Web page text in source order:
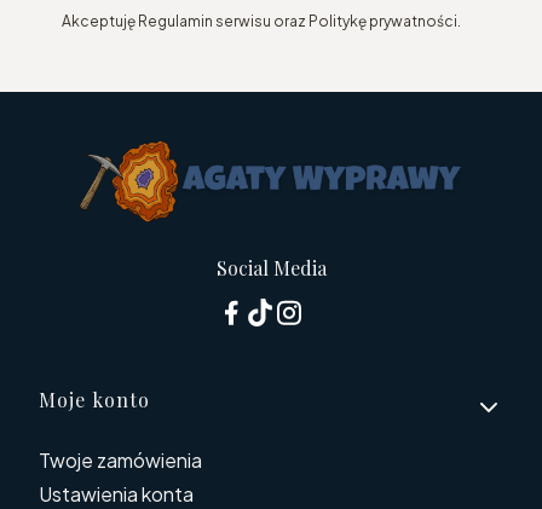
Akceptuję Regulamin serwisu oraz Politykę prywatności.
Social Media
Linki w stopce
Moje konto
Twoje zamówienia
Ustawienia konta